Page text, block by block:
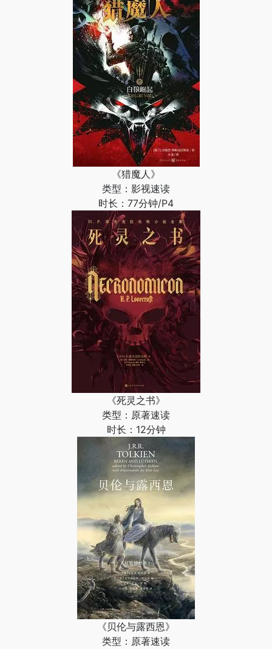
《猎魔人》
类型：影视速读
时长：77分钟/P4
《死灵之书》
类型：原著速读
时长：12分钟
《贝伦与露西恩》
类型：原著速读